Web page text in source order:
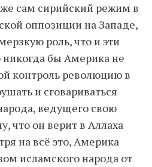
сам сирийский режим в
оппозиции на Западе,
роль, что и эти
бы Америка не
контроль революцию в
и сговариваться
ведущего свою
что он верит в Аллаха
на всё это, Америка
исламского народа от